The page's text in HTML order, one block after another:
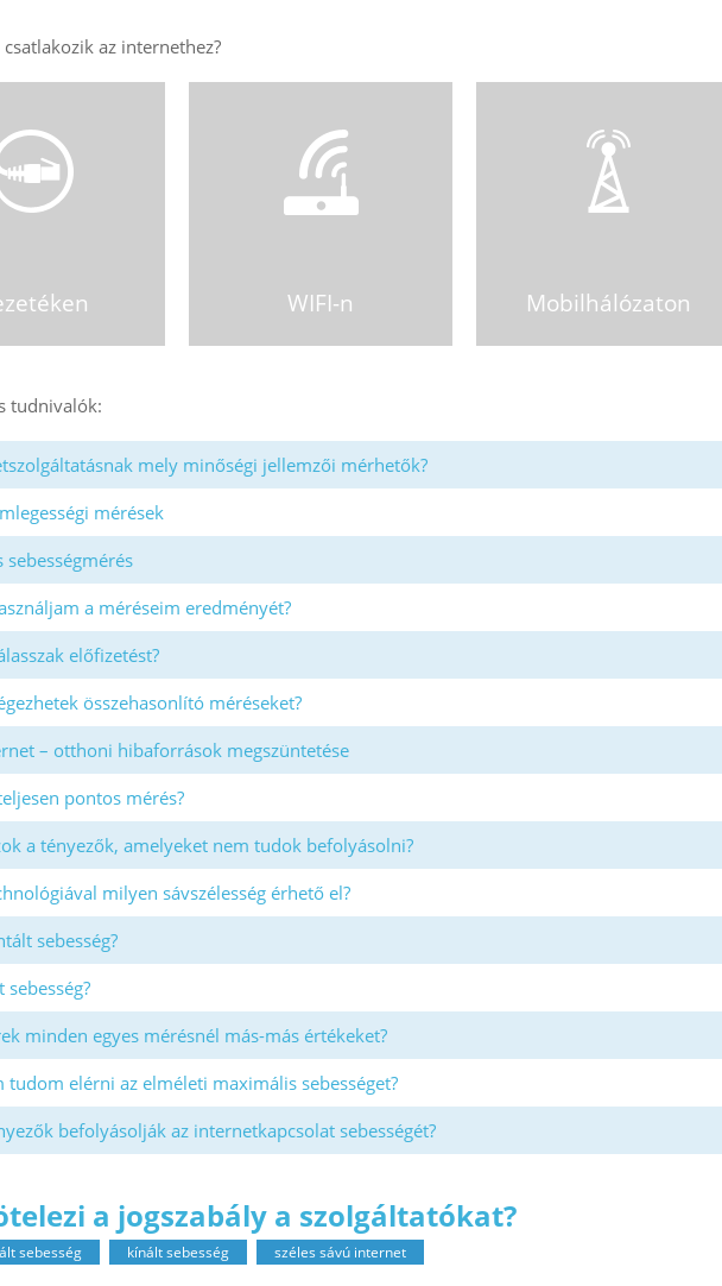
WIFI-n Mobilhálózaton
mely minőségi jellemzői mérhetők?
mérések
sebességmérés
a méréseim eredményét?
előfizetést?
összehasonlító méréseket?
– otthoni hibaforrások megszüntetése
pontos mérés?
a tényezők, amelyeket nem tudok befolyásolni?
milyen sávszélesség érhető el?
sebesség?
minden egyes mérésnél más-más értékeket?
tudom elérni az elméleti maximális sebességet?
befolyásolják az internetkapcsolat sebességét?
a jogszabály a szolgáltatókat?
sebesség kínált sebesség széles sávú internet